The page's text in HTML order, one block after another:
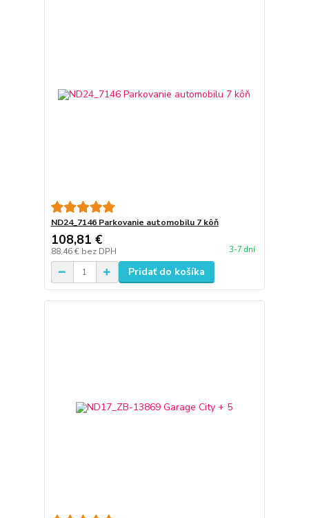
ND24_7146 Parkovanie automobilu 7 kôň
108,81 €
88,46 € bez DPH 3-7 dní
Pridať do košíka